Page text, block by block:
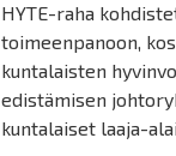
HYTE-raha
toimeenpanoon,
kuntalaisten
edistämisen
kuntalaiset laaja-